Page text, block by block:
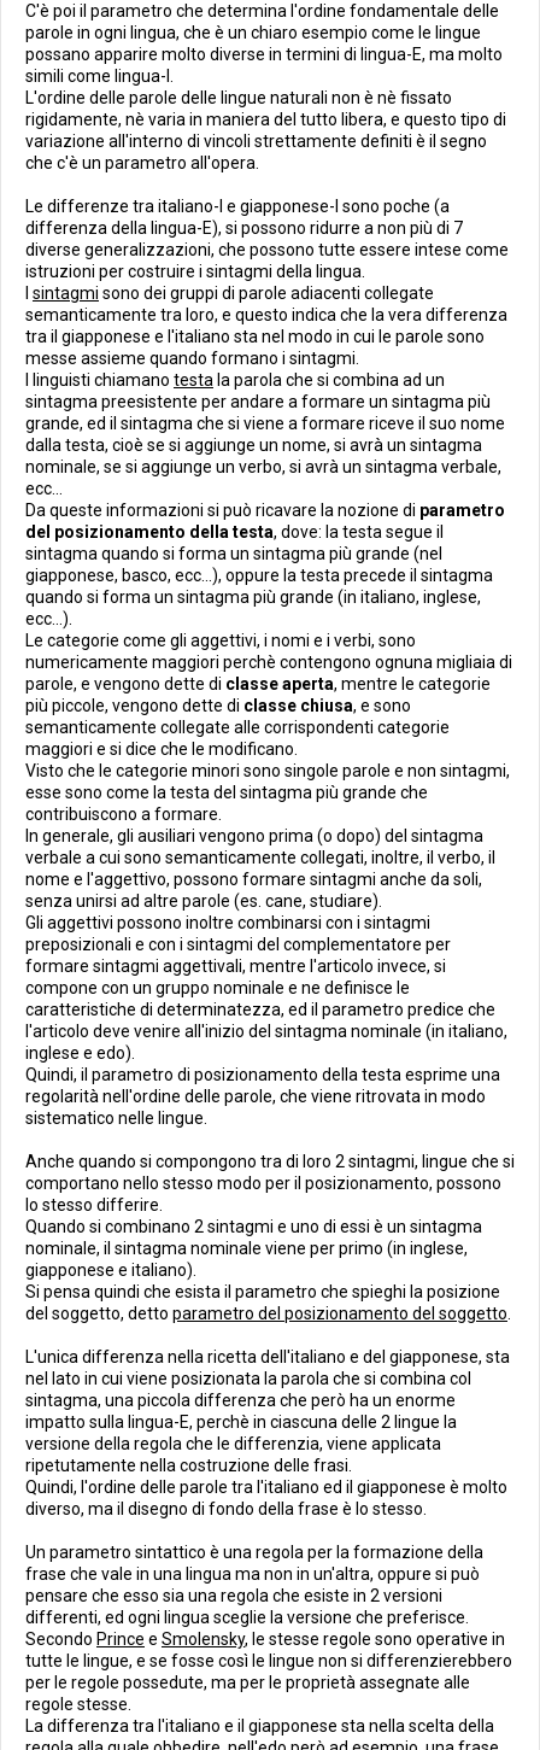
C'è poi il parametro che determina l'ordine fondamentale delle
parole in ogni lingua, che è un chiaro esempio come le lingue
possano apparire molto diverse in termini di lingua-E, ma molto
simili come lingua-I.
L'ordine delle parole delle lingue naturali non è nè fissato
rigidamente, nè varia in maniera del tutto libera, e questo tipo di
variazione all'interno di vincoli strettamente definiti è il segno
che c'è un parametro all'opera.
Le differenze tra italiano-I e giapponese-I sono poche (a
differenza della lingua-E), si possono ridurre a non più di 7
diverse generalizzazioni, che possono tutte essere intese come
istruzioni per costruire i sintagmi della lingua.
sintagmi sono dei gruppi di parole adiacenti collegate
semanticamente tra loro, e questo indica che la vera differenza
tra il giapponese e l'italiano sta nel modo in cui le parole sono
messe assieme quando formano i sintagmi.
I linguisti chiamano testa la parola che si combina ad un
sintagma preesistente per andare a formare un sintagma più
grande, ed il sintagma che si viene a formare riceve il suo nome
dalla testa, cioè se si aggiunge un nome, si avrà un sintagma
nominale, se si aggiunge un verbo, si avrà un sintagma verbale,
ecc...
Da queste informazioni si può ricavare la nozione di parametro
del posizionamento della testa, dove: la testa segue il
sintagma quando si forma un sintagma più grande (nel
giapponese, basco, ecc...), oppure la testa precede il sintagma
quando si forma un sintagma più grande (in italiano, inglese,
ecc...).
Le categorie come gli aggettivi, i nomi e i verbi, sono
numericamente maggiori perchè contengono ognuna migliaia di
parole, e vengono dette di classe aperta, mentre le categorie
più piccole, vengono dette di classe chiusa, e sono
semanticamente collegate alle corrispondenti categorie
maggiori e si dice che le modificano.
Visto che le categorie minori sono singole parole e non sintagmi,
esse sono come la testa del sintagma più grande che
contribuiscono a formare.
In generale, gli ausiliari vengono prima (o dopo) del sintagma
verbale a cui sono semanticamente collegati, inoltre, il verbo, il
nome e l'aggettivo, possono formare sintagmi anche da soli,
senza unirsi ad altre parole (es. cane, studiare).
Gli aggettivi possono inoltre combinarsi con i sintagmi
preposizionali e con i sintagmi del complementatore per
formare sintagmi aggettivali, mentre l'articolo invece, si
compone con un gruppo nominale e ne definisce le
caratteristiche di determinatezza, ed il parametro predice che
l'articolo deve venire all'inizio del sintagma nominale (in italiano,
inglese e edo).
Quindi, il parametro di posizionamento della testa esprime una
regolarità nell'ordine delle parole, che viene ritrovata in modo
sistematico nelle lingue.
Anche quando si compongono tra di loro 2 sintagmi, lingue che si
comportano nello stesso modo per il posizionamento, possono
lo stesso differire.
Quando si combinano 2 sintagmi e uno di essi è un sintagma
nominale, il sintagma nominale viene per primo (in inglese,
giapponese e italiano).
Si pensa quindi che esista il parametro che spieghi la posizione
del soggetto, detto parametro del posizionamento del soggetto
L'unica differenza nella ricetta dell'italiano e del giapponese, sta
nel lato in cui viene posizionata la parola che si combina col
sintagma, una piccola differenza che però ha un enorme
impatto sulla lingua-E, perchè in ciascuna delle 2 lingue la
versione della regola che le differenzia, viene applicata
ripetutamente nella costruzione delle frasi.
Quindi, l'ordine delle parole tra l'italiano ed il giapponese è molto
diverso, ma il disegno di fondo della frase è lo stesso.
Un parametro sintattico è una regola per la formazione della
frase che vale in una lingua ma non in un'altra, oppure si può
pensare che esso sia una regola che esiste in 2 versioni
differenti, ed ogni lingua sceglie la versione che preferisce.
Secondo Prince e Smolensky, le stesse regole sono operative in
tutte le lingue, e se fosse così le lingue non si differenzierebbero
per le regole possedute, ma per le proprietà assegnate alle
regole stesse.
La differenza tra l'italiano e il giapponese sta nella scelta della